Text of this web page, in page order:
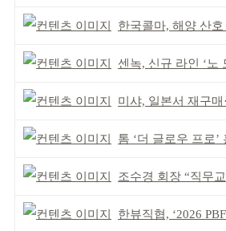
한국콜마, 해양 산호
센녹, 신규 라인 ‘노
미샤, 일본서 재구매·맞춤
톰 ‘더 글로우 프로’
조수경 회장 “직무교
한뷰직협, ‘2026 PBFS